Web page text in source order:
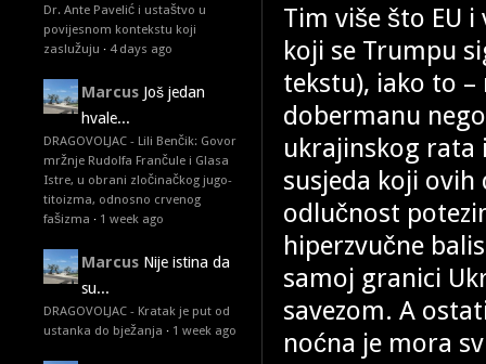
Dr. Ante Pavelić i ustaštvo u
povijesnom kontekstu koji
zaslužuju · 4 days ago
Marcus Još jedan
hvale...
DRAGOVOLJAC - Lili Benčik: Govor
mržnje Rudolfa Frančule i Glasa
Istre, u obrani zločinačkog jugo-
titoizma, odnosno crvenog
fašizma · 1 week ago
Marcus Nije istina da
su...
DRAGOVOLJAC - Kratak je put od
ustanka do bježanja · 1 week ago
Tim više što EU
koji se Trumpu
tekstu), iako to
dobermanu
ukrajinskog rata
susjeda koji
odlučnost
hiperzvučne
samoj granici
savezom. A
noćna je mora